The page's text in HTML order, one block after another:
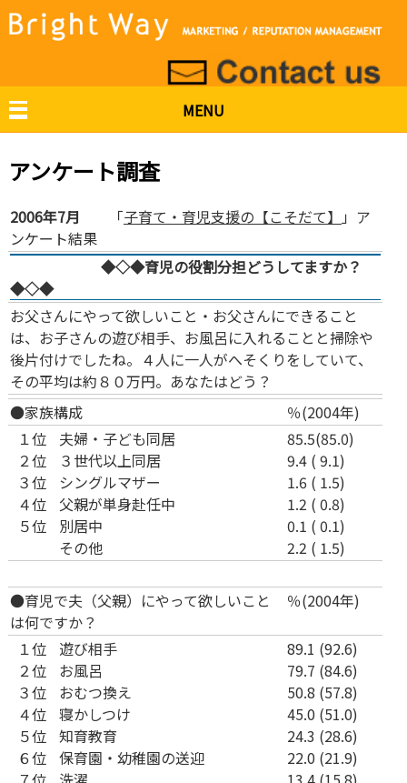
MENU
アンケート調査
2006年7月 「子育て・育児支援の【こそだて】 」ア
ンケート結果
◆◇◆育児の役割分担どうしてますか？
◆◇◆
お父さんにやって欲しいこと・お父さんにできること
は、お子さんの遊び相手、お風呂に入れることと掃除や
後片付けでしたね。４人に一人がへそくりをしていて、
その平均は約８０万円。あなたはどう？
●家族構成
％(2004年)
１位
２位
３位
４位
５位
夫婦・子ども同居
３世代以上同居
シングルマザー
父親が単身赴任中
別居中
その他
85.5(85.0)
9.4 ( 9.1)
1.6 ( 1.5)
1.2 ( 0.8)
0.1 ( 0.1)
2.2 ( 1.5)
●育児で夫（父親）にやって欲しいこと
は何ですか？
％(2004年)
１位
２位
３位
４位
５位
６位
遊び相手
お風呂
おむつ換え
寝かしつけ
知育教育
保育園・幼稚園の送迎
89.1 (92.6)
79.7 (84.6)
50.8 (57.8)
45.0 (51.0)
24.3 (28.6)
22.0 (21.9)